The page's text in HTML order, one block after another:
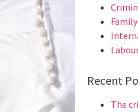
Recent
The